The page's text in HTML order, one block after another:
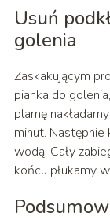
Usuń
golenia
Zaskakującym
pianka do
plamę
minut. Następnie
wodą. Cały
końcu płukamy